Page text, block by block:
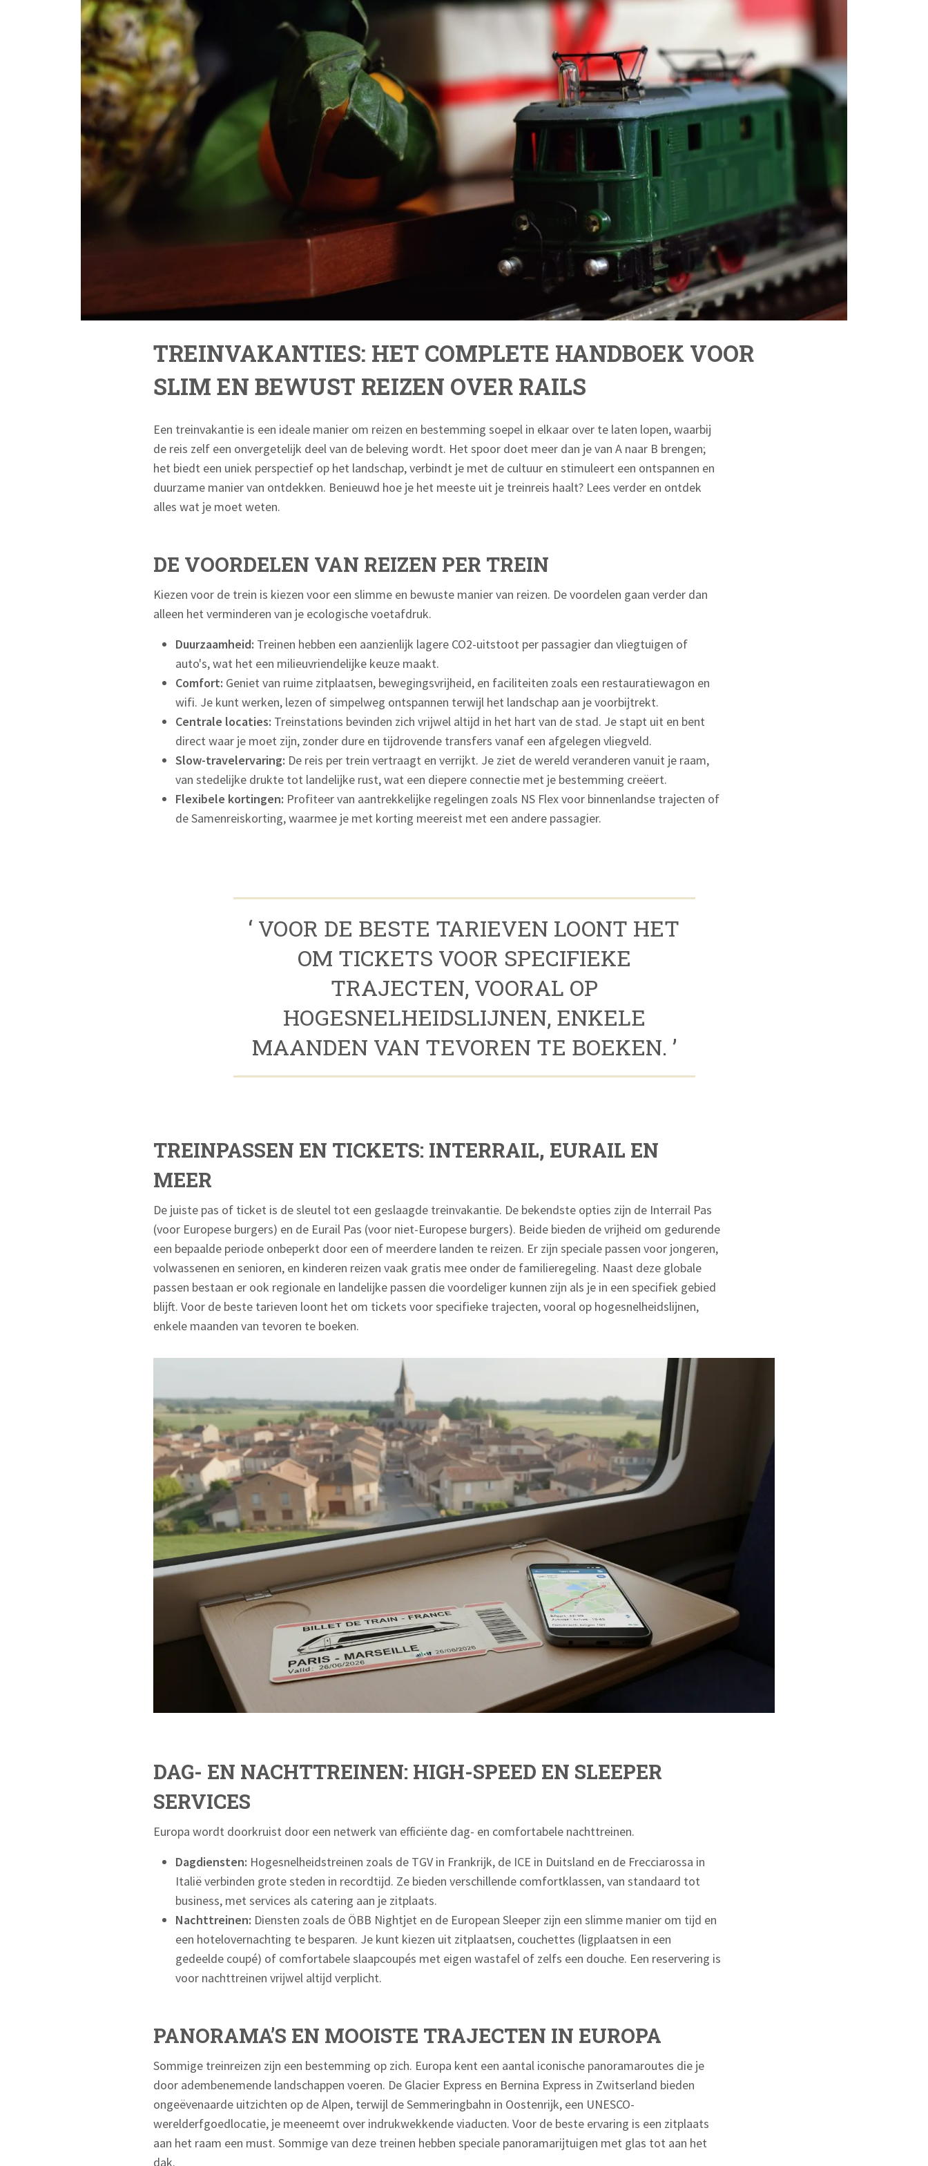
TREINVAKANTIES: HET COMPLETE HANDBOEK VOOR
SLIM EN BEWUST REIZEN OVER RAILS
Een treinvakantie is een ideale manier om reizen en bestemming soepel in elkaar over te laten lopen, waarbij
de reis zelf een onvergetelijk deel van de beleving wordt. Het spoor doet meer dan je van A naar B brengen;
het biedt een uniek perspectief op het landschap, verbindt je met de cultuur en stimuleert een ontspannen en
duurzame manier van ontdekken. Benieuwd hoe je het meeste uit je treinreis haalt? Lees verder en ontdek
alles wat je moet weten.
DE VOORDELEN VAN REIZEN PER TREIN
Kiezen voor de trein is kiezen voor een slimme en bewuste manier van reizen. De voordelen gaan verder dan
alleen het verminderen van je ecologische voetafdruk.
Duurzaamheid: Treinen hebben een aanzienlijk lagere CO2-uitstoot per passagier dan vliegtuigen of
auto's, wat het een milieuvriendelijke keuze maakt.
Comfort: Geniet van ruime zitplaatsen, bewegingsvrijheid, en faciliteiten zoals een restauratiewagon en
wifi. Je kunt werken, lezen of simpelweg ontspannen terwijl het landschap aan je voorbijtrekt.
Centrale locaties: Treinstations bevinden zich vrijwel altijd in het hart van de stad. Je stapt uit en bent
direct waar je moet zijn, zonder dure en tijdrovende transfers vanaf een afgelegen vliegveld.
Slow-travelervaring: De reis per trein vertraagt en verrijkt. Je ziet de wereld veranderen vanuit je raam,
van stedelijke drukte tot landelijke rust, wat een diepere connectie met je bestemming creëert.
Flexibele kortingen: Profiteer van aantrekkelijke regelingen zoals NS Flex voor binnenlandse trajecten of
de Samenreiskorting, waarmee je met korting meereist met een andere passagier.
‘ VOOR DE BESTE TARIEVEN LOONT HET
OM TICKETS VOOR SPECIFIEKE
TRAJECTEN, VOORAL OP
HOGESNELHEIDSLIJNEN, ENKELE
MAANDEN VAN TEVOREN TE BOEKEN. ’
TREINPASSEN EN TICKETS: INTERRAIL, EURAIL EN
MEER
De juiste pas of ticket is de sleutel tot een geslaagde treinvakantie. De bekendste opties zijn de Interrail Pas
(voor Europese burgers) en de Eurail Pas (voor niet-Europese burgers). Beide bieden de vrijheid om gedurende
een bepaalde periode onbeperkt door een of meerdere landen te reizen. Er zijn speciale passen voor jongeren,
volwassenen en senioren, en kinderen reizen vaak gratis mee onder de familieregeling. Naast deze globale
passen bestaan er ook regionale en landelijke passen die voordeliger kunnen zijn als je in een specifiek gebied
blijft. Voor de beste tarieven loont het om tickets voor specifieke trajecten, vooral op hogesnelheidslijnen,
enkele maanden van tevoren te boeken.
DAG- EN NACHTTREINEN: HIGH-SPEED EN SLEEPER
SERVICES
Europa wordt doorkruist door een netwerk van efficiënte dag- en comfortabele nachttreinen.
Dagdiensten: Hogesnelheidstreinen zoals de TGV in Frankrijk, de ICE in Duitsland en de Frecciarossa in
Italië verbinden grote steden in recordtijd. Ze bieden verschillende comfortklassen, van standaard tot
business, met services als catering aan je zitplaats.
Nachttreinen: Diensten zoals de ÖBB Nightjet en de European Sleeper zijn een slimme manier om tijd en
een hotelovernachting te besparen. Je kunt kiezen uit zitplaatsen, couchettes (ligplaatsen in een
gedeelde coupé) of comfortabele slaapcoupés met eigen wastafel of zelfs een douche. Een reservering is
voor nachttreinen vrijwel altijd verplicht.
PANORAMA’S EN MOOISTE TRAJECTEN IN EUROPA
Sommige treinreizen zijn een bestemming op zich. Europa kent een aantal iconische panoramaroutes die je
door adembenemende landschappen voeren. De Glacier Express en Bernina Express in Zwitserland bieden
ongeëvenaarde uitzichten op de Alpen, terwijl de Semmeringbahn in Oostenrijk, een UNESCO-
werelderfgoedlocatie, je meeneemt over indrukwekkende viaducten. Voor de beste ervaring is een zitplaats
aan het raam een must. Sommige van deze treinen hebben speciale panoramarijtuigen met glas tot aan het
dak.